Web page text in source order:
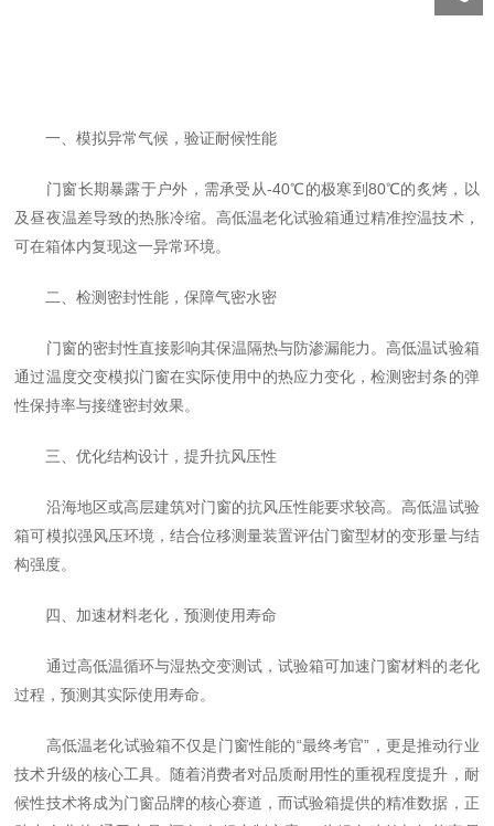
一、模拟异常气候，验证耐候性能
门窗长期暴露于户外，需承受从-40℃的极寒到80℃的炙烤，以
及昼夜温差导致的热胀冷缩。高低温老化试验箱通过精准控温技术，
可在箱体内复现这一异常环境。
二、检测密封性能，保障气密水密
门窗的密封性直接影响其保温隔热与防渗漏能力。高低温试验箱
通过温度交变模拟门窗在实际使用中的热应力变化，检测密封条的弹
性保持率与接缝密封效果。
三、优化结构设计，提升抗风压性
沿海地区或高层建筑对门窗的抗风压性能要求较高。高低温试验
箱可模拟强风压环境，结合位移测量装置评估门窗型材的变形量与结
构强度。
四、加速材料老化，预测使用寿命
通过高低温循环与湿热交变测试，试验箱可加速门窗材料的老化
过程，预测其实际使用寿命。
高低温老化试验箱不仅是门窗性能的“最终考官”，更是推动行业
技术升级的核心工具。随着消费者对品质耐用性的重视程度提升，耐
候性技术将成为门窗品牌的核心赛道，而试验箱提供的精准数据，正